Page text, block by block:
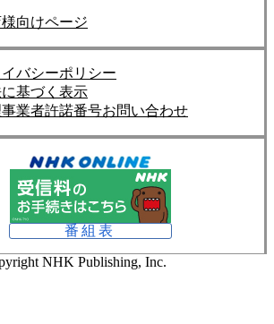
向けページ
バシーポリシー
基づく表示
業者許諾番号お問い合わせ
番組表
NHK Publishing, Inc.